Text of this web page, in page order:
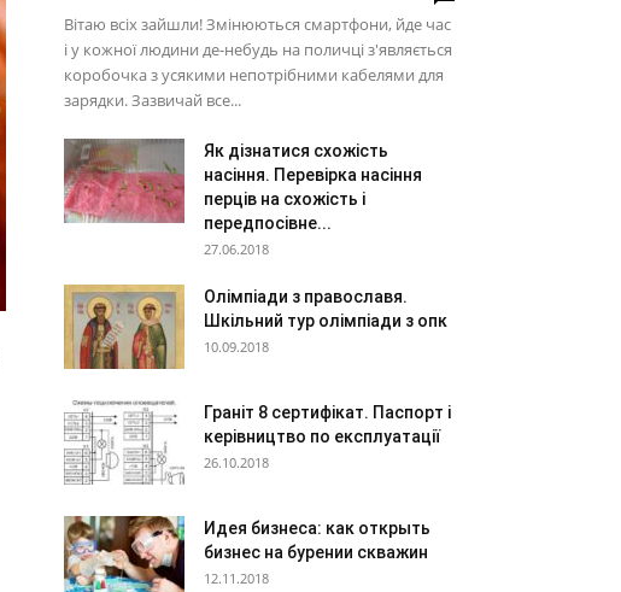
Вітаю всіх зайшли! Змінюються смартфони, йде час
і у кожної людини де-небудь на поличці з'являється
коробочка з усякими непотрібними кабелями для
зарядки. Зазвичай все...
Як дізнатися схожість
насіння. Перевірка насіння
перців на схожість і
передпосівне...
27.06.2018
Олімпіади з православя.
Шкільний тур олімпіади з опк
10.09.2018
Граніт 8 сертифікат. Паспорт і
керівництво по експлуатації
26.10.2018
Идея бизнеса: как открыть
бизнес на бурении скважин
12.11.2018